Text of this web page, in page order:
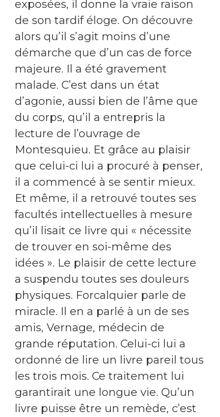
exposées, il donne la vraie raison
de son tardif éloge. On découvre
alors qu’il s’agit moins d’une
démarche que d’un cas de force
majeure. Il a été gravement
malade. C’est dans un état
d’agonie, aussi bien de l’âme que
du corps, qu’il a entrepris la
lecture de l’ouvrage de
Montesquieu. Et grâce au plaisir
que celui-ci lui a procuré à penser,
il a commencé à se sentir mieux.
Et même, il a retrouvé toutes ses
facultés intellectuelles à mesure
qu’il lisait ce livre qui « nécessite
de trouver en soi-même des
idées ». Le plaisir de cette lecture
a suspendu toutes ses douleurs
physiques. Forcalquier parle de
miracle. Il en a parlé à un de ses
amis, Vernage, médecin de
grande réputation. Celui-ci lui a
ordonné de lire un livre pareil tous
les trois mois. Ce traitement lui
garantirait une longue vie. Qu’un
livre puisse être un remède, c’est